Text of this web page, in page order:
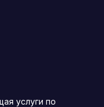
услуги по